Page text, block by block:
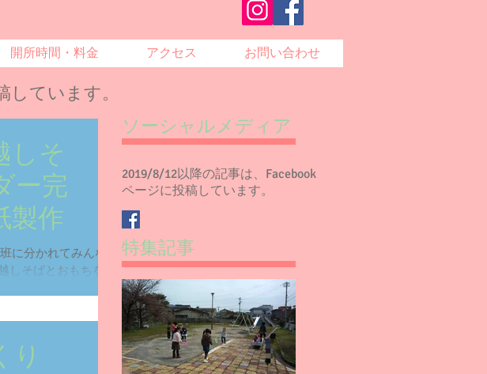
開所時間・料金 アクセス お問い合わせ
ています。
しそ
ー完
製作
に分かれてみんな
しそばとおもちを食
掃除。 おそばもお
り
ソーシャルメディア
2019/8/12以降の記事は、Facebook
ページに投稿しています。
特集記事